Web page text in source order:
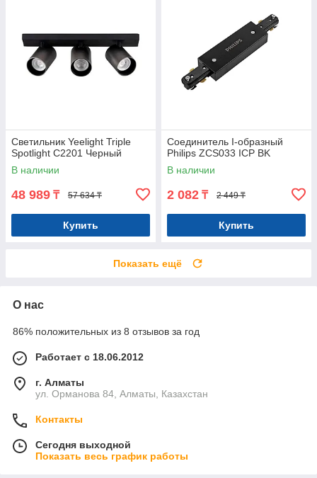
Светильник Yeelight Triple
Spotlight C2201 Черный
В наличии
48 989 ₸ 57 634 ₸
Купить
Соединитель I-образный
Philips ZCS033 ICP BK
В наличии
2 082 ₸ 2 449 ₸
Купить
Показать ещё
О нас
86% положительных из 8 отзывов за год
Работает с 18.06.2012
г. Алматы
ул. Орманова 84, Алматы, Казахстан
Контакты
Сегодня выходной
Показать весь график работы